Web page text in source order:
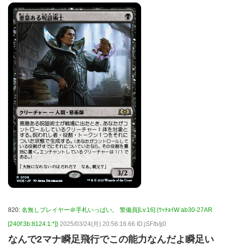
820: 名無しプレイヤー＠手札いっぱい。 警備員[Lv.16] (ﾜｯﾁｮｲW ab30-27AR
[240f:3b:8124:1:*]) 2025/03/24(月) 20:56:16.66 ID:jSF/b/jj0
なんで2マナ瞬足飛行でこの能力なんだよ瞬足い